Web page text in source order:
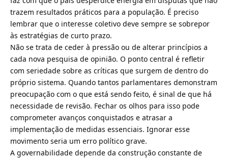
trazem resultados práticos para a população. É preciso
lembrar que o interesse coletivo deve sempre se sobrepor
às estratégias de curto prazo.
Não se trata de ceder à pressão ou de alterar princípios a
cada nova pesquisa de opinião. O ponto central é refletir
com seriedade sobre as críticas que surgem de dentro do
próprio sistema. Quando tantos parlamentares demonstram
preocupação com o que está sendo feito, é sinal de que há
necessidade de revisão. Fechar os olhos para isso pode
comprometer avanços conquistados e atrasar a
implementação de medidas essenciais. Ignorar esse
movimento seria um erro político grave.
A governabilidade depende da construção constante de